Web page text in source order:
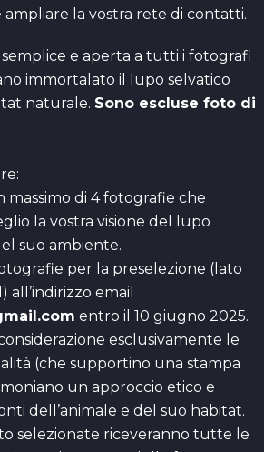
la vostra rete di contatti.
e aperta a tutti i fotografi
immortalato il lupo selvatico
naturale. Sono escluse foto di
massimo di 4 fotografie che
la vostra visione del lupo
suo ambiente.
per la preselezione (lato
all’indirizzo email
entro il 10 giugno 2025.
esclusivamente le
(che supportino una stampa
un approccio etico e
dell’animale e del suo habitat.
selezionate riceveranno tutte le